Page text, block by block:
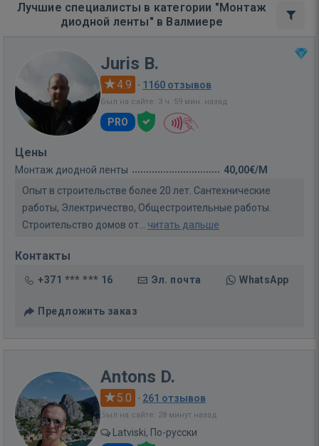
Лучшие специалисты в категории "Монтаж
диодной ленты" в Валмиере
Juris B.
4.9 · 1160 отзывов
Был на сайте: 3 ч. 59 мин. назад
PRO
Цены
Монтаж диодной ленты
40,00€/M
Опыт в строительстве более 20 лет. Сантехнические
работы, Электричество, Общестроительные работы.
Строительство домов от... читать дальше
Контакты
+371 *** *** 16 Эл. почта WhatsApp
Предложить заказ
Antons D.
5.0 · 261 отзывов
Был на сайте: 28 минут назад
Latviski, По-русски